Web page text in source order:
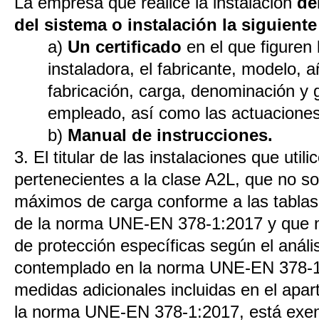
del sistema o instalación la
a) Un certificado en el que
instaladora, el fabricante, modelo,
fabricación, carga, denominación y
empleado, así como las
b) Manual de instrucciones.
3. El titular de las instalaciones que
pertenecientes a la clase A2L, que no
máximos de carga conforme a las
de la norma UNE-EN 378-1:2017 y que
de protección específicas según el
contemplado en la norma UNE-EN
medidas adicionales incluidas en el
la norma UNE-EN 378-1:2017, está